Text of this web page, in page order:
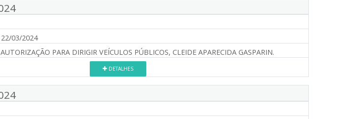
22/03/2024
PARA DIRIGIR VEÍCULOS PÚBLICOS, CLEIDE APARECIDA GASPARIN.
DETALHES